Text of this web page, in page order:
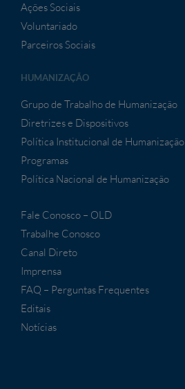
Ações Sociais
Voluntariado
Parceiros Sociais
HUMANIZAÇÃO
Grupo de Trabalho de Humanização
Diretrizes e Dispositivos
Política Institucional de Humanização
Programas
Política Nacional de Humanização
Fale Conosco – OLD
Trabalhe Conosco
Canal Direto
Imprensa
FAQ – Perguntas Frequentes
Editais
Notícias